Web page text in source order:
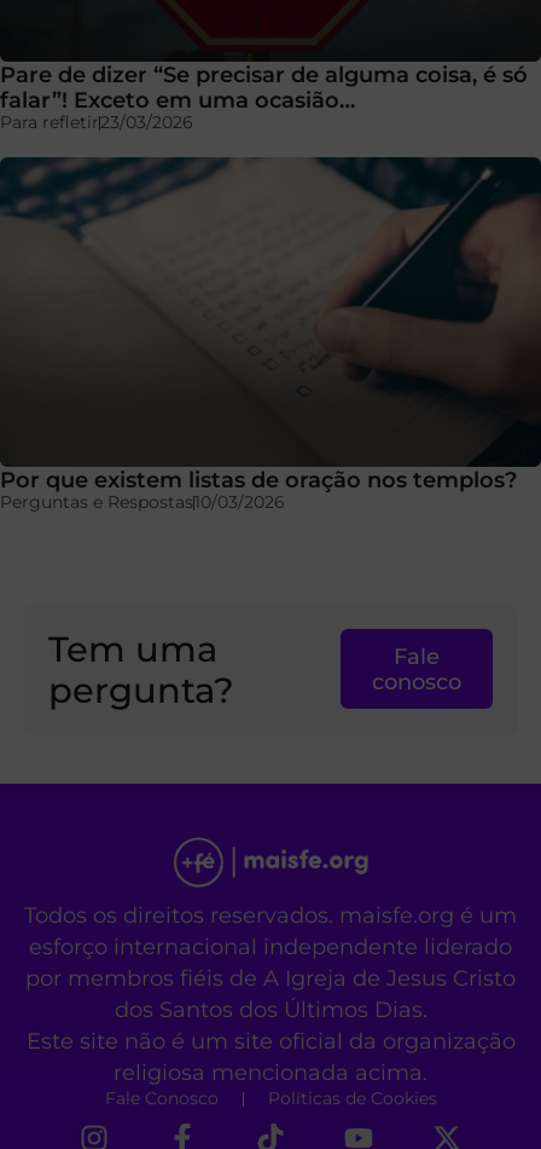
Pare de dizer “Se precisar de alguma coisa, é só
falar”! Exceto em uma ocasião…
Para refletir23/03/2026
Por que existem listas de oração nos templos?
Perguntas e Respostas10/03/2026
Tem uma
pergunta?
Fale
conosco
Todos os direitos reservados. maisfe.org é um
esforço internacional independente liderado
por membros fiéis de A Igreja de Jesus Cristo
dos Santos dos Últimos Dias.
Este site não é um site oficial da organização
religiosa mencionada acima.
Fale Conosco Políticas de Cookies